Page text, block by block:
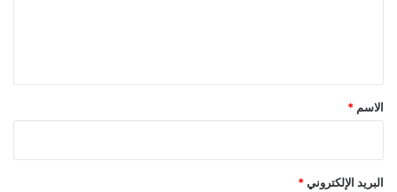
*
الاسم *
البريد الإلكتروني *